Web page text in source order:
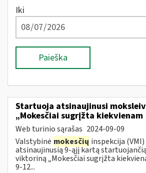
Iki
Paieška
Startuoja atsinaujinusi
„Mokesčiai sugrįžta kiekvienam
Web turinio sąrašas 2024-09-09
Valstybinė mokesčių inspekcija
atsinaujinusią 9-ąjį kartą
viktoriną „Mokesčiai sugrįžta
9-12...